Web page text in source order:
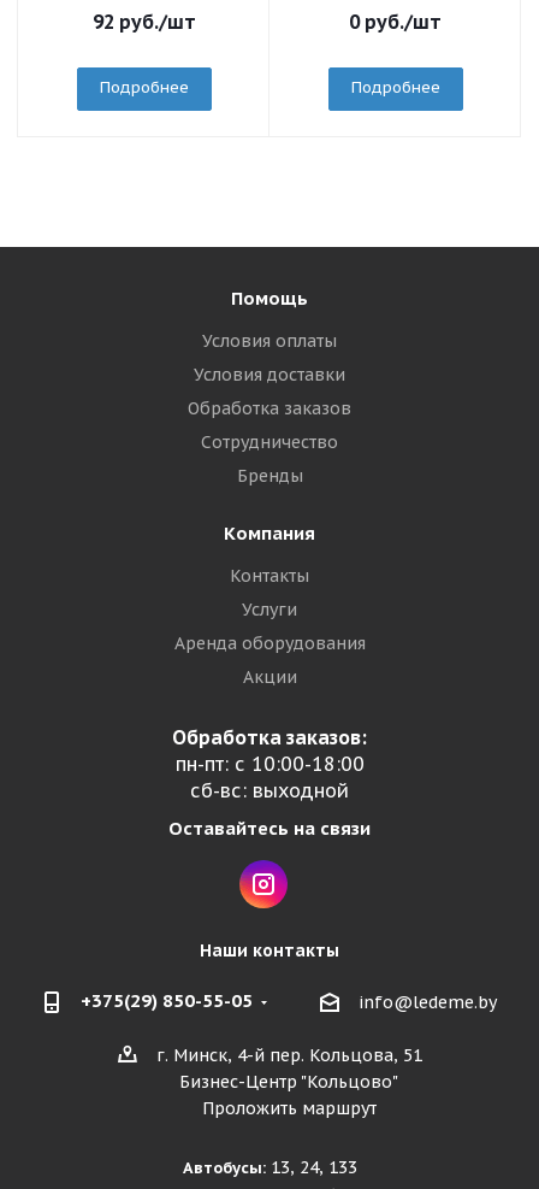
92 руб./шт
Подробнее
0руб./шт
Подробнее
Помощь
Условия оплаты
Условия доставки
Обработка заказов
Сотрудничество
Бренды
Компания
Контакты
Услуги
Аренда оборудования
Акции
Обработка заказов:
пн-пт: с 10:00-18:00
сб-вс: выходной
Оставайтесь на связи
Наши контакты
+375(29) 850-55-05 info@ledeme.by
г. Минск, 4-й пер. Кольцова, 51
Бизнес-Центр "Кольцово"
Проложить маршрут
Автобусы:13, 24, 133